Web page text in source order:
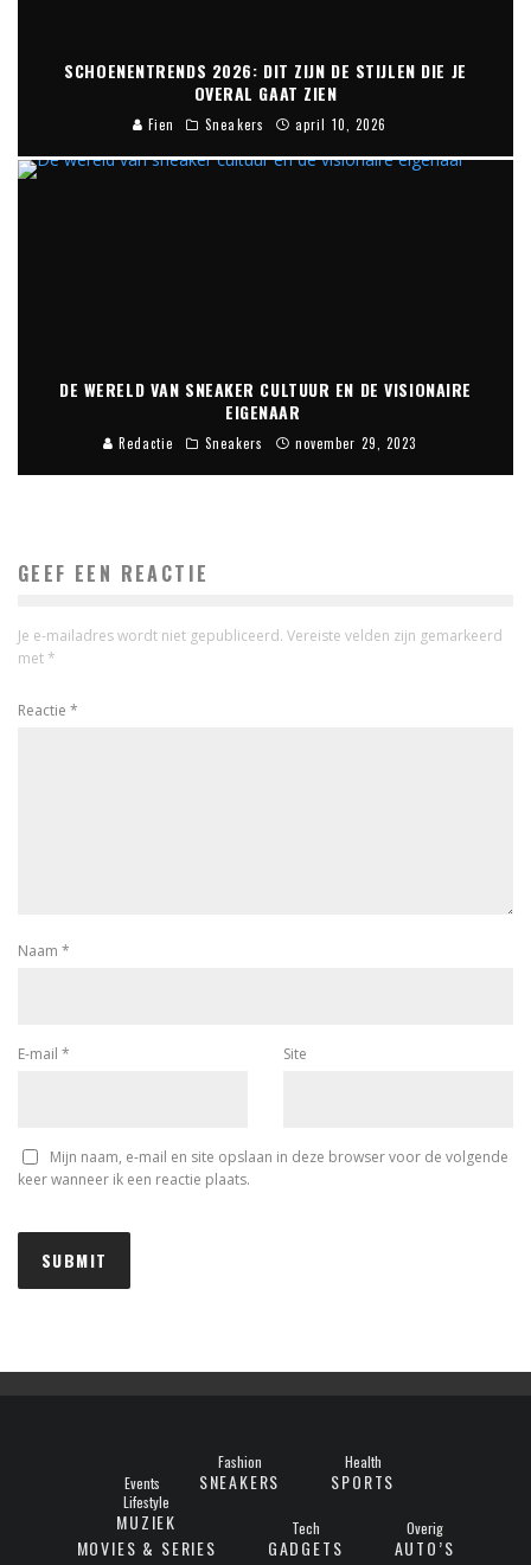
SCHOENENTRENDS 2026: DIT ZIJN DE STIJLEN DIE JE
OVERAL GAAT ZIEN
Fien Sneakers april 10, 2026
DE WERELD VAN SNEAKER CULTUUR EN DE VISIONAIRE
EIGENAAR
Redactie Sneakers november 29, 2023
GEEF EEN REACTIE
Je e-mailadres wordt niet gepubliceerd. Vereiste velden zijn gemarkeerd
met *
Reactie *
Naam *
E-mail * Site
Mijn naam, e-mail en site opslaan in deze browser voor de volgende
keer wanneer ik een reactie plaats.
Events
Fashion
SNEAKERS
Health
SPORTS
Lifestyle
MUZIEK
MOVIES & SERIES
Tech
GADGETS
Overig
AUTO’S